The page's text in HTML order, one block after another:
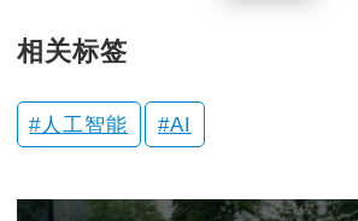
相关标签
人工智能 AI